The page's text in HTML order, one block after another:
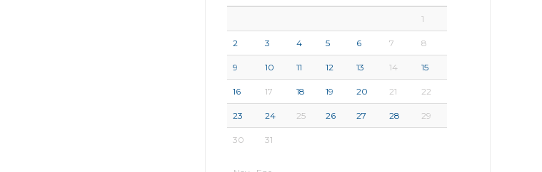
1
2 3 4 5 6 7 8
9 10 11 12 13 14 15
16 17 18 19 20 21 22
23 24 25 26 27 28 29
30 31